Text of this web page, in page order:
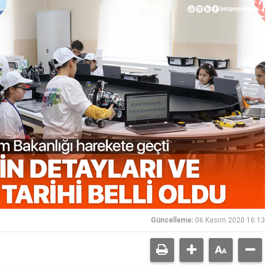
Güncelleme: 06 Kasım 2020 16:13